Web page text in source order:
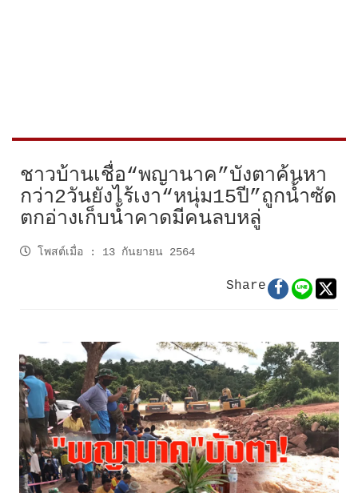
ชาวบ้านเชื่อ“พญานาค”บังตาค้นหา
กว่า2วันยังไร้เงา“หนุ่ม15ปี”ถูกน้ำซัด
ตกอ่างเก็บน้ำคาดมีคนลบหลู่
โพสต์เมื่อ : 13 กันยายน 2564
Share